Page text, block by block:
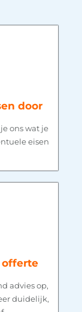
door
ons wat je
eisen
offerte
advies op,
duidelijk,